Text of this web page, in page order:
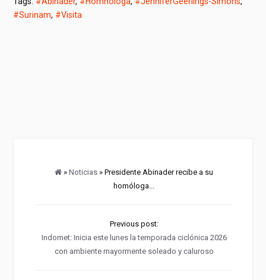
#Surinam, #Visita
»Noticias » Presidente Abinader recibe a su
homóloga...
Previous post:
Indomet: Inicia este lunes la temporada ciclónica 2026
con ambiente mayormente soleado y caluroso